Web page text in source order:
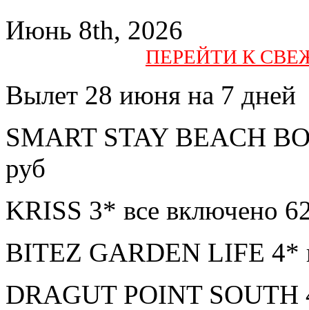
Июнь 8th, 2026
ПЕРЕЙТИ К
Вылет 28 июня на 7 дней
SMART STAY BEACH
руб
KRISS 3* все включено
BITEZ GARDEN LIFE 4*
DRAGUT POINT SOUTH